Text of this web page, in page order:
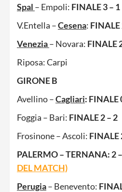
Spal – Empoli: FINALE 3 – 1
V.Entella –Cesena: FINALE
Venezia– Novara: FINALE
Riposa: Carpi
GIRONE B
Avellino –Cagliari: FINALE
Foggia – Bari: FINALE 2 – 2
Frosinone – Ascoli: FINALE
PALERMO – TERNANA: 2
DEL MATCH)
Perugia– Benevento: